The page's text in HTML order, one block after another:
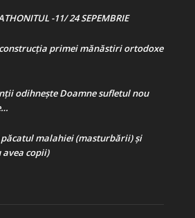
-11/ 24 SEPEMBRIE
primei mănăstiri ortodoxe
odihnește Doamne sufletul nou
păcatul malahiei (masturbării) şi
avea copii)